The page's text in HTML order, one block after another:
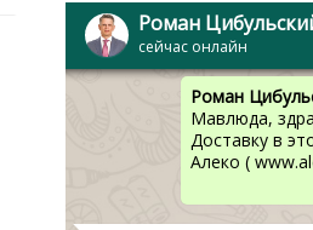
Роман
сейчас онлайн
таблеток и капсул MN-80
Казахстан) ? Сколько
Роман
Мавлюда,
Доставку в
Алеко (